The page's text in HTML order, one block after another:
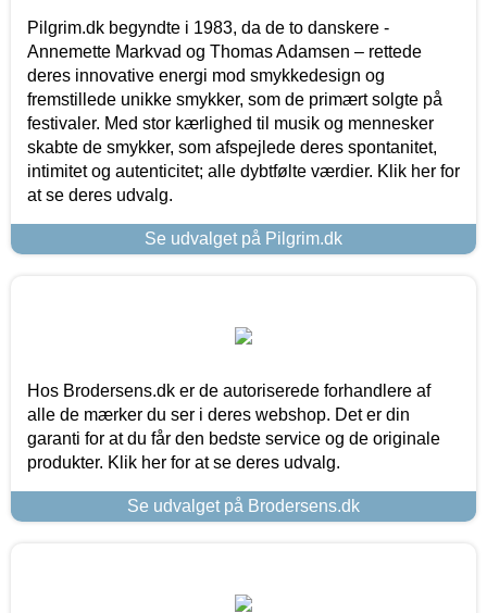
Pilgrim.dk begyndte i 1983, da de to danskere -
Annemette Markvad og Thomas Adamsen – rettede
deres innovative energi mod smykkedesign og
fremstillede unikke smykker, som de primært solgte på
festivaler. Med stor kærlighed til musik og mennesker
skabte de smykker, som afspejlede deres spontanitet,
intimitet og autenticitet; alle dybtfølte værdier. Klik her for
at se deres udvalg.
Se udvalget på Pilgrim.dk
Hos Brodersens.dk er de autoriserede forhandlere af
alle de mærker du ser i deres webshop. Det er din
garanti for at du får den bedste service og de originale
produkter. Klik her for at se deres udvalg.
Se udvalget på Brodersens.dk